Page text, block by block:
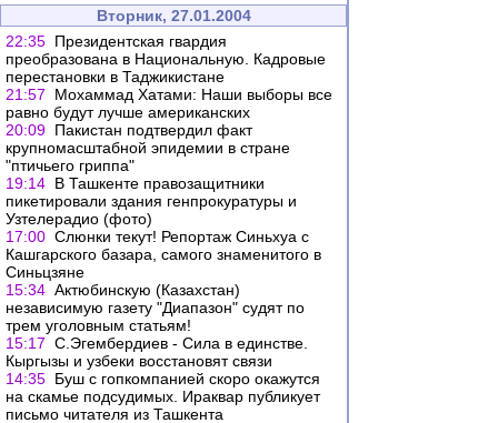
Вторник, 27.01.2004
22:35 Президентская гвардия
преобразована в Национальную. Кадровые
перестановки в Таджикистане
21:57
Мохаммад Хатами: Наши выборы все
равно будут лучше американских
20:09 Пакистан подтвердил факт
крупномасштабной эпидемии в стране
"птичьего гриппа"
19:14 В Ташкенте правозащитники
пикетировали здания генпрокуратуры и
Узтелерадио (фото)
17:00 Слюнки текут! Репортаж Синьхуа с
Кашгарского базара, самого знаменитого в
Синьцзяне
15:34 Актюбинскую (Казахстан)
независимую газету "Диапазон" судят по
трем уголовным статьям!
15:17 С.Эгембердиев - Сила в единстве.
Кыргызы и узбеки восстановят связи
14:35 Буш с гопкомпанией скоро окажутся
на скамье подсудимых. Ираквар публикует
письмо читателя из Ташкента